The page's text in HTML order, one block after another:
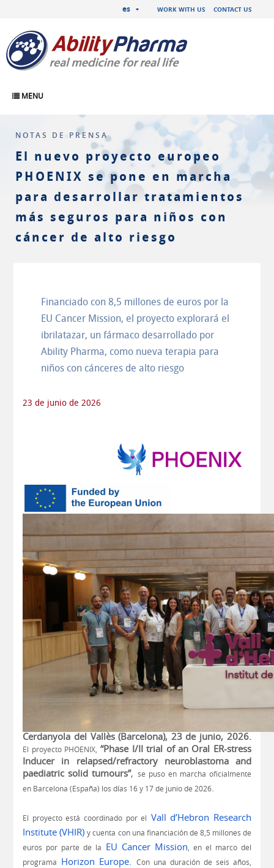
WORK WITH US CONTACT US
es
MENU
NOTAS DE PRENSA
El nuevo proyecto europeo
PHOENIX se pone en marcha
para desarrollar tratamientos
más seguros para niños con
cáncer de alto riesgo
Financiado con 8,5 millones de euros por la
EU Cancer Mission, el proyecto explorará el
ibrilatazar, un fármaco desarrollado por
Ability Pharma, como nueva terapia para
niños con cánceres de alto riesgo
23 de junio de 2026
Cerdanyola del Vallès (Barcelona), 23 de junio, 2026.
El proyecto PHOENIX, “Phase I/II trial of an Oral ER-stress
Inducer in relapsed/refractory neuroblastoma and
paediatric solid tumours”, se puso en marcha oficialmente
en Barcelona (España) los días 16 y 17 de junio de 2026.
El proyecto está coordinado por el Vall d’Hebron Research
Institute (VHIR) y cuenta con una financiación de 8,5 millones de
euros por parte de la EU Cancer Mission , en el marco del
programa Horizon Europe. Con una duración de seis años,